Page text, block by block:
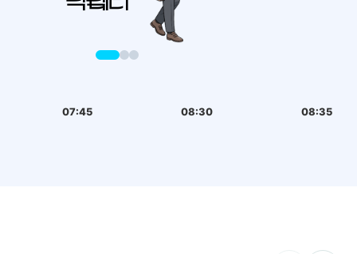
07:45 08:30 08:35